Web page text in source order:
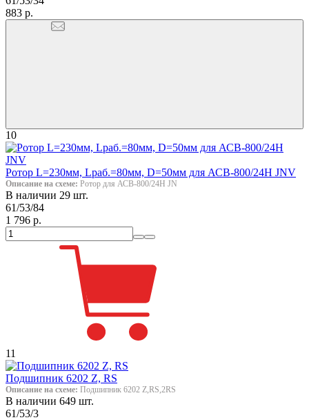
883 р.
10
Ротор L=230мм, Lраб.=80мм, D=50мм для АСВ-800/24Н JNV
Описание на схеме: Ротор для АСВ-800/24Н JN
В наличии 29 шт.
61/53/84
1 796 р.
11
Подшипник 6202 Z, RS
Описание на схеме: Подшипник 6202 Z,RS,2RS
В наличии 649 шт.
61/53/3